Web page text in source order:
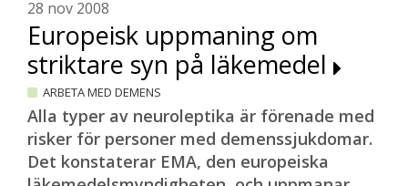
28 nov 2008
Europeisk uppmaning om
striktare syn på läkemedel
ARBETA MED DEMENS
Alla typer av neuroleptika är förenade med
risker för personer med demenssjukdomar.
Det konstaterar EMA, den europeiska